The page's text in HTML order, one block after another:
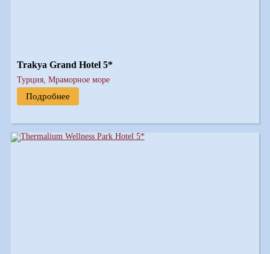
Trakya Grand Hotel 5*
Турция, Мраморное море
Подробнее